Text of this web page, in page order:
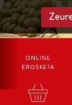
ONLINE
EROSKETA